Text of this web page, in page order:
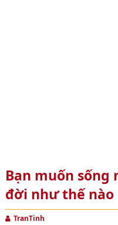
Bạn muốn sống
đời như thế nào
TranTinh